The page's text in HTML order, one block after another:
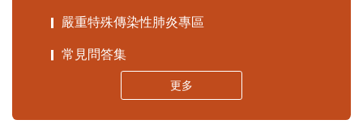
嚴重特殊傳染性肺炎專區
常見問答集
更多